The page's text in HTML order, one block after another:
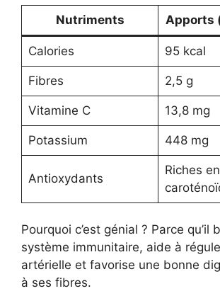
Nutriments Apports
Calories 95 kcal
Fibres 2,5 g
Vitamine C 13,8 mg
Potassium 448 mg
Antioxydants
Riches en
Pourquoi c’est génial ? Parce qu’il
système immunitaire, aide à
artérielle et favorise une bonne
à ses fibres.